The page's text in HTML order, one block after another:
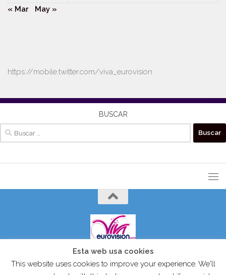
« Mar
May »
https://mobile.twitter.com/viva_eurovision
BUSCAR
VIVAEUROVISION© 2024 Todos los derechos reservados.
Esta web usa cookies
This website uses cookies to improve your experience. We'll